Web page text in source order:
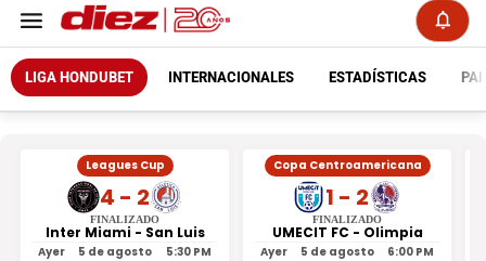
LIGA HONDUBET INTERNACIONALES ESTADÍSTICAS
Leagues Cup
4 - 2
FINALIZADO
Inter Miami - San Luis
Ayer 5 de agosto 5:30 PM
Copa Centroamericana
1 - 2
FINALIZADO
UMECIT FC - Olimpia
Ayer 5 de agosto 6:00 PM